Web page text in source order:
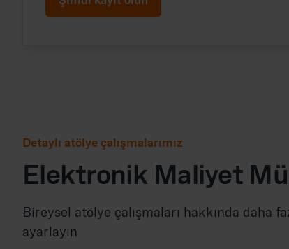
Detaylı atölye çalışmalarımız
Elektronik Maliyet
Bireysel atölye çalışmaları hakkında daha
ayarlayın